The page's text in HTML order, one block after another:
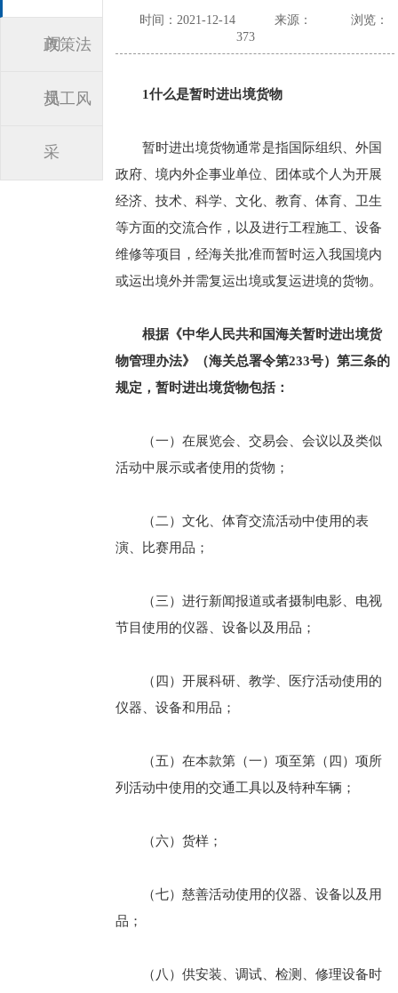
闻
政策法
规
员工风
采
时间：2021-12-14 来源：
浏览：
373
1什么是暂时进出境货物
暂时进出境货物通常是指国际组织、外国
政府、境内外企事业单位、团体或个人为开展
经济、技术、科学、文化、教育、体育、卫生
等方面的交流合作，以及进行工程施工、设备
维修等项目，经海关批准而暂时运入我国境内
或运出境外并需复运出境或复运进境的货物。
根据《中华人民共和国海关暂时进出境货
物管理办法》（海关总署令第233号）第三条的
规定，暂时进出境货物包括：
（一）在展览会、交易会、会议以及类似
活动中展示或者使用的货物；
（二）文化、体育交流活动中使用的表
演、比赛用品；
（三）进行新闻报道或者摄制电影、电视
节目使用的仪器、设备以及用品；
（四）开展科研、教学、医疗活动使用的
仪器、设备和用品；
（五）在本款第（一）项至第（四）项所
列活动中使用的交通工具以及特种车辆；
（六）货样；
（七）慈善活动使用的仪器、设备以及用
品；
（八）供安装、调试、检测、修理设备时